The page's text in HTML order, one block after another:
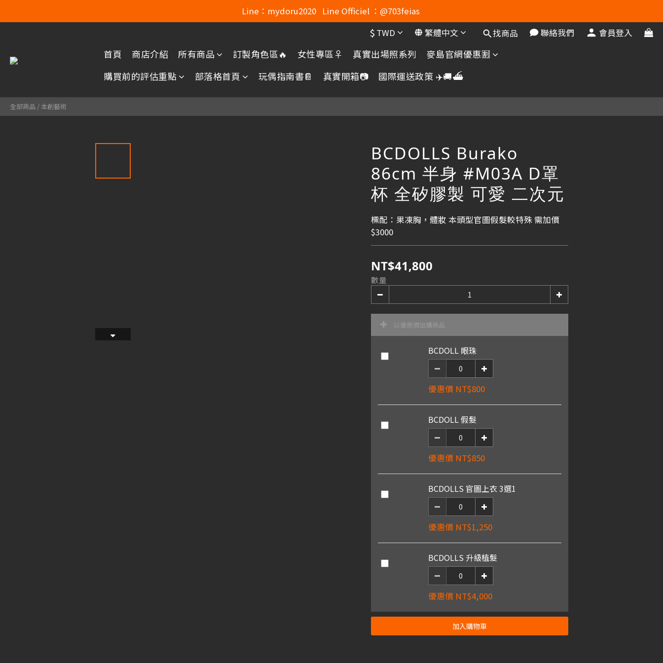
Line：mydoru2020   Line Officiel ：@703feias
Line：mydoru2020   Line Officiel ：@703feias
Mydoru Discord連結
Mydoru 露天拍賣
Line：mydoru2020   Line Officiel ：@703feias
$ TWD 繁體中文 找商品 聯絡我們 會員登入
首頁 商店介紹 所有商品 訂製角色區🔥 女性專區♀️ 真實出場照系列
麥島官網優惠🈹️
購買前的評估重點
部落格首頁 玩偶指南書📔 真實開箱📷 國際運送政策 ✈️🚚⛴️
全部商品 / 本創藝術
BCDOLLS Burako
86cm 半身 #M03A D罩
杯 全矽膠製 可愛 二次元
標配：果凍胸，體妝 本頭型官圖假髮較特殊 需加價
$3000
NT$41,800
數量
以優惠價加購商品
BCDOLL 眼珠
優惠價 NT$800
BCDOLL 假髮
優惠價 NT$850
BCDOLLS 官圖上衣 3選1
優惠價 NT$1,250
BCDOLLS 升級植髮
優惠價 NT$4,000
加入購物車